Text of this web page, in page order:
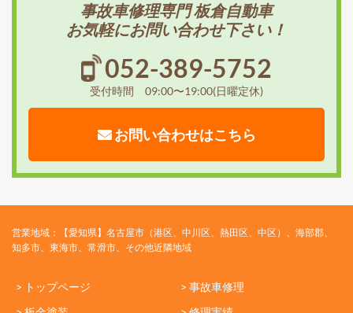
事故車修理専門 板倉自動車
お気軽にお問い合わせ下さい！
052-389-5752
受付時間 09:00〜19:00(日曜定休)
お問い合わせはこちら
営業地域：【愛知県】名古屋市（港区、中川区、熱田区、中区）、海部郡、
知多市、東海市、常滑市、その他近隣地域
> トップページ
> 事故車修理